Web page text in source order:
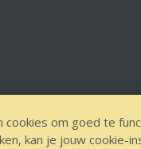
18 GEEN alcohol IDIN/
om goed te
kan je jouw cookie-